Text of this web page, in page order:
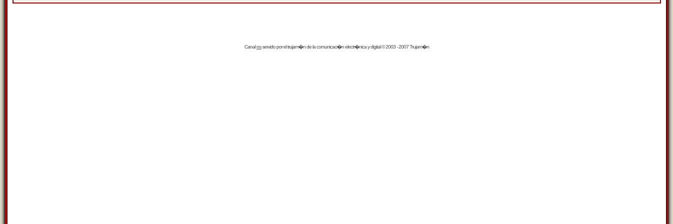
Canalrssservido por eltrujam�nde la comunicaci�n electr�nica y digital © 2003 - 2007 Trujam�n